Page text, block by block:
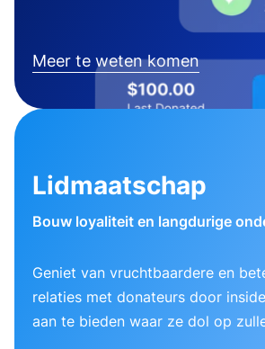
Meer te weten komen
Lidmaatschap
Bouw loyaliteit en langdurige
Geniet van vruchtbaardere en
relaties met donateurs door
aan te bieden waar ze dol op